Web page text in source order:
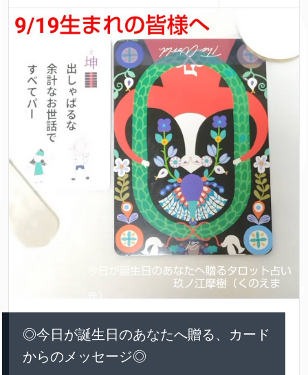
◎今日が誕生日のあなたへ贈る、カード
からのメッセージ◎